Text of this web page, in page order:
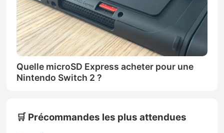
Quelle microSD Express acheter pour une
Nintendo Switch 2 ?
🛒 Précommandes les plus attendues